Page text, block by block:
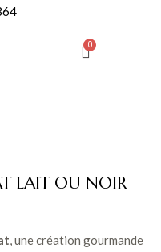
LAIT OU NOIR
, une création gourmande